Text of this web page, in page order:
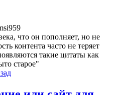
что он пополняет, но не
контента часто не теряет
такие цитаты как
старое"